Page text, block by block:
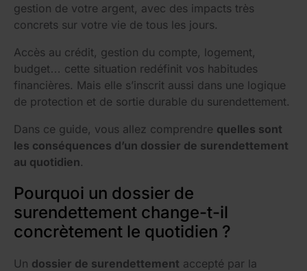
gestion de votre argent, avec des impacts très
concrets sur votre vie de tous les jours.
Accès au crédit, gestion du compte, logement,
budget… cette situation redéfinit vos habitudes
financières. Mais elle s’inscrit aussi dans une logique
de protection et de sortie durable du surendettement.
Dans ce guide, vous allez comprendre quelles sont
les conséquences d’un dossier de surendettement
au quotidien.
Pourquoi un dossier de
surendettement change-t-il
concrètement le quotidien ?
Un dossier de surendettement accepté par la